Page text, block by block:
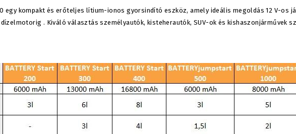
egy kompakt és erőteljes lítium-ionos gyorsindító eszköz, amely ideális megoldás 12 V-os
. Kiváló választás személyautók, kisteherautók, SUV-ok és kishaszonjárművek